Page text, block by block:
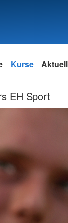
Kurse Aktuell
EH Sport